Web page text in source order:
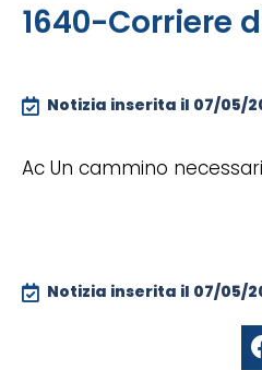
1640-Corriere
Notizia inserita il 07/05/
Ac Un cammino
Notizia inserita il 07/05/